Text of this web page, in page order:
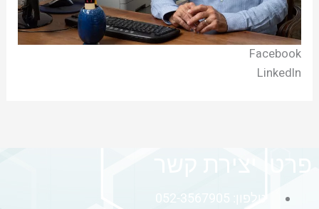
Facebook
LinkedIn
פרטי יצירת קשר